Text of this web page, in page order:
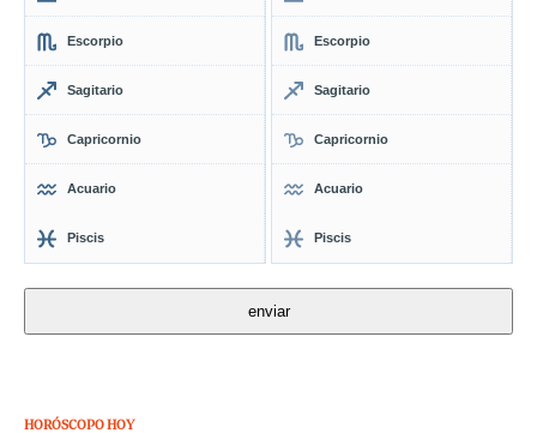
Escorpio
Sagitario
Capricornio
Acuario
Piscis
Escorpio
Sagitario
Capricornio
Acuario
Piscis
HORÓSCOPO HOY